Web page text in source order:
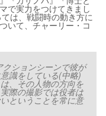
で実力をつけてきまし
は、戦闘時の動き方に
いて、チャーリー・コ
ションシーンで彼が
識をしている(中略)
、その人物の方向を
際の撮影では役者は
ということを常に意